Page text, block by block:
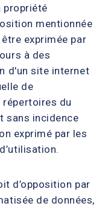
propriété
mentionnée
exprimée par
à des
d'un site internet
de
répertoires du
sans incidence
exprimé par les
d’opposition par
de données,